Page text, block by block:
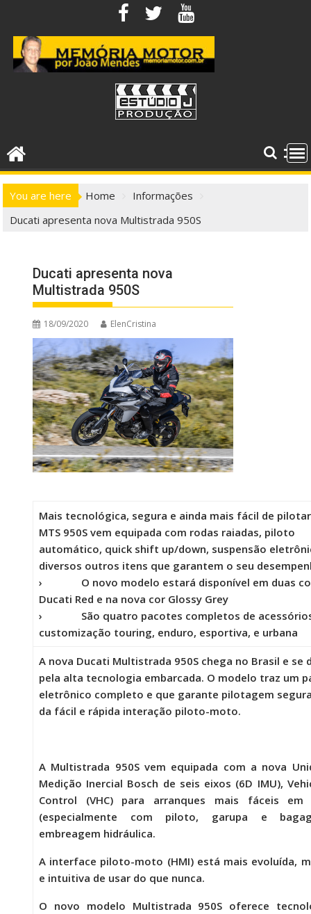
content
You are here Home
Informações
Ducati apresenta nova Multistrada 950S
Ducati apresenta nova
Multistrada 950S
18/09/2020 ElenCristina
Mais tecnológica, segura e ainda mais fácil de
MTS 950S vem equipada com rodas raiadas, piloto
automático, quick shift up/down, suspensão
diversos outros itens que garantem o seu
› O novo modelo estará disponível em duas
Ducati Red e na nova cor Glossy Grey
› São quatro pacotes completos de
customização touring, enduro, esportiva, e urbana
A nova Ducati Multistrada 950Schega no Brasil e se
pela alta tecnologia embarcada. O modelo traz um
eletrônico completo e que garante pilotagem
da fácil e rápida interação piloto-moto.
A Multistrada 950Svem equipada com a nova
Medição Inercial Bosch de seis eixos (6D IMU),
Control (VHC) para arranques mais fáceis em
(especialmente com piloto, garupa e
embreagem hidráulica.
A interface piloto-moto (HMI) está mais evoluída,
e intuitiva de usar do que nunca.
O novo modelo Multistrada 950S oferece